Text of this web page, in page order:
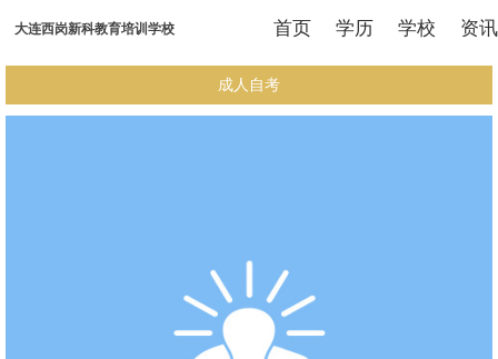
大连西岗新科教育培训学校 首页 学历 学校 资讯
成人自考